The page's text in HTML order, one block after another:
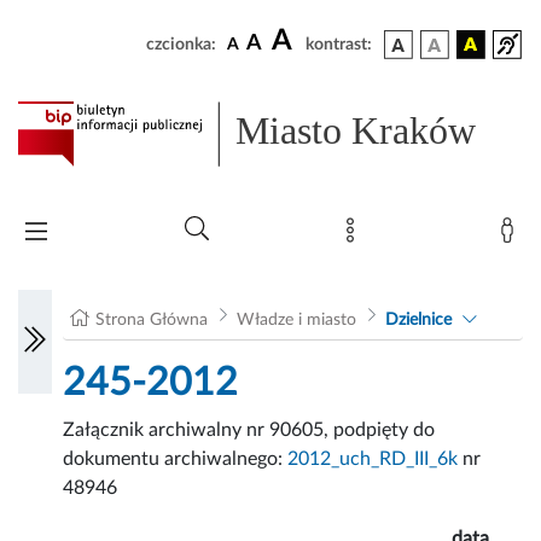
czcionka: A A A kontrast:
Miasto Kraków
Strona Główna Władze i miasto Dzielnice
245-2012
Załącznik archiwalny nr 90605, podpięty do
dokumentu archiwalnego: 2012_uch_RD_III_6k nr
48946